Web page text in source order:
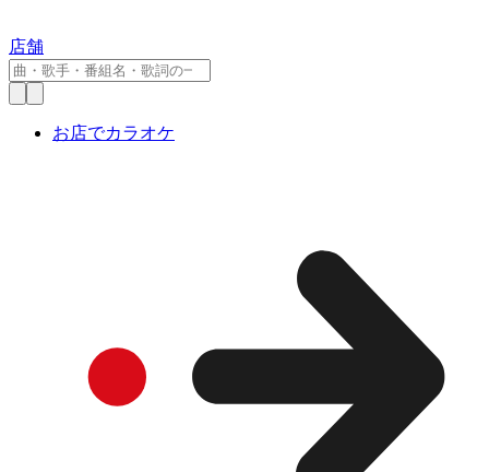
店舗
お店でカラオケ